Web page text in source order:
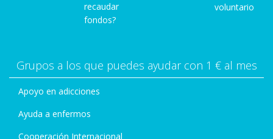
recaudar
fondos?
voluntario
Grupos a los que puedes ayudar con 1 € al mes
Apoyo en adicciones
Ayuda a enfermos
Cooperación Internacional